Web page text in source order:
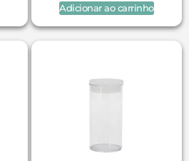
Adicionar ao carrinho